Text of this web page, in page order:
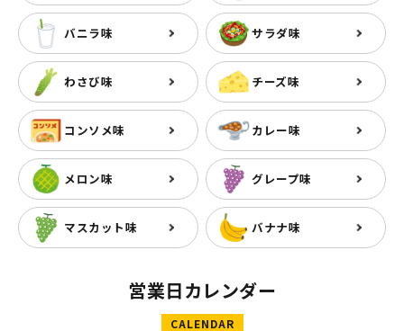
バニラ味 サラダ味
わさび味 チーズ味
コンソメ味 カレー味
メロン味 グレープ味
マスカット味 バナナ味
営業日カレンダー
CALENDAR